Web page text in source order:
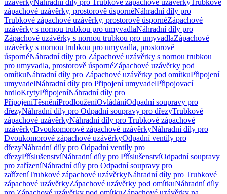
uzávěrkyNáhradní díly pro Trubkové zápachové uzávěrkyTrubkové
zápachové uzávěrky, prostorově úspornéNáhradní díly pro
Trubkové zápachové uzávěrky, prostorově úspornéZápachové
uzávěrky s nornou trubkou pro umyvadlaNáhradní díly pro
Zápachové uzávěrky s nornou trubkou pro umyvadlaZápachové
uzávěrky s nornou trubkou pro umyvadla, prostorově
úspornéNáhradní díly pro Zápachové uzávěrky s nornou trubkou
pro umyvadla, prostorově úspornéZápachové uzávěrky pod
omítkuNáhradní díly pro Zápachové uzávěrky pod omítkuPřipojení
umyvadelNáhradní díly pro Připojení umyvadelPřipojovací
hrdloKrytyPřipojeníNáhradní díly pro
PřipojeníTěsněníProdlouženíOvládáníOdpadní soupravy pro
dřezyNáhradní díly pro Odpadní soupravy pro dřezyTrubkové
zápachové uzávěrkyNáhradní díly pro Trubkové zápachové
uzávěrkyDvoukomorové zápachové uzávěrkyNáhradní díly pro
Dvoukomorové zápachové uzávěrkyOdpadní ventily pro
dřezyNáhradní díly pro Odpadní ventily pro
dřezyPříslušenstvíNáhradní díly pro PříslušenstvíOdpadní soupravy
pro zařízeníNáhradní díly pro Odpadní soupravy pro
zařízeníTrubkové zápachové uzávěrkyNáhradní díly pro Trubkové
zápachové uzávěrkyZápachové uzávěrky pod omítkuNáhradní díly